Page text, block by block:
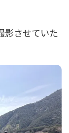
影させていた